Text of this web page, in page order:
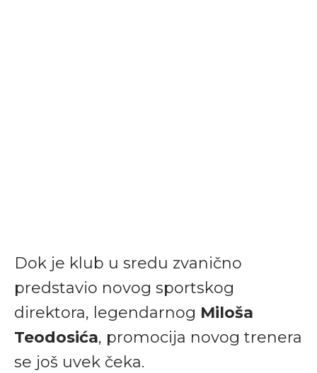
Dok je klub u sredu zvanično
predstavio novog sportskog
direktora, legendarnog Miloša
Teodosića, promocija novog trenera
se još uvek čeka.